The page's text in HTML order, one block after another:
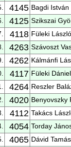
4145 Bagdi István
4125 Szikszai
4118 Füleki László
4263 Szávoszt
4262 Kálmánfi
4117 Füleki Dániel
4264 Reszler
4020 Benyovszky
4112 Takács
4054 Torday
4065 Dávid Tamás